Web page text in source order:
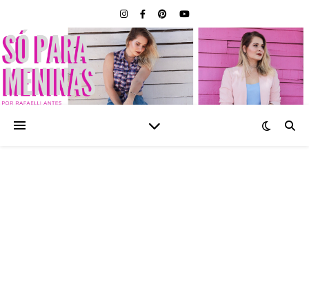
SÓ PARA MENINAS |
BLOG FEMININO POR
RAFAELLI ANTES